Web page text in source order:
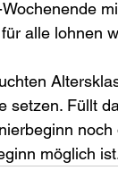
alle lohnen
setzen. Füllt
möglich